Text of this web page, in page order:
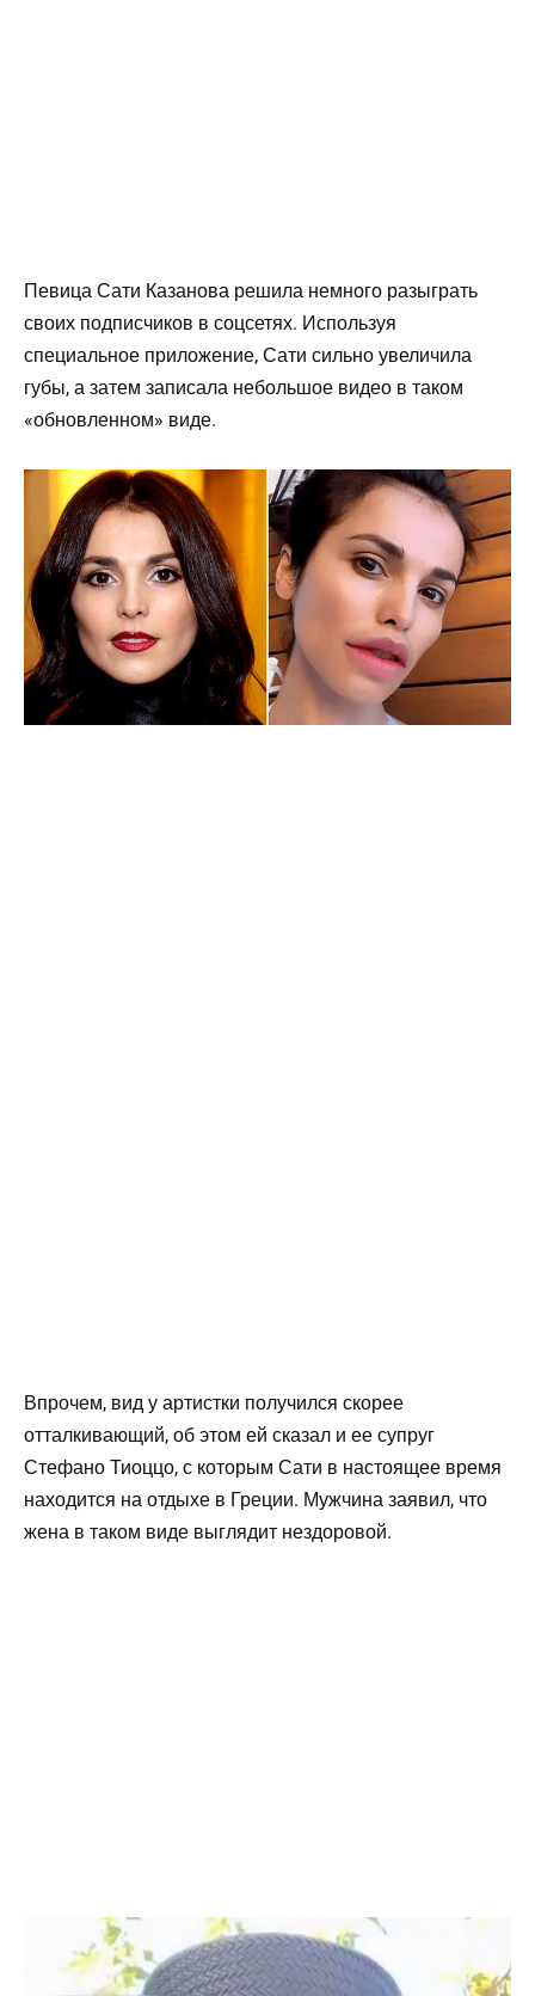
Певица Сати Казанова решила немного разыграть
своих подписчиков в соцсетях. Используя
специальное приложение, Сати сильно увеличила
губы, а затем записала небольшое видео в таком
«обновленном» виде.
Впрочем, вид у артистки получился скорее
отталкивающий, об этом ей сказал и ее супруг
Стефано Тиоццо, с которым Сати в настоящее время
находится на отдыхе в Греции. Мужчина заявил, что
жена в таком виде выглядит нездоровой.